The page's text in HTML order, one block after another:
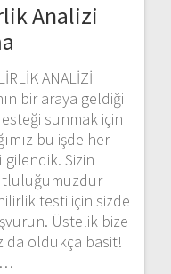
Analizi
ANALİZİ
bir araya geldiği
sunmak için
bu işde her
Sizin
testi için sizde
Üstelik bize
da oldukça basit!